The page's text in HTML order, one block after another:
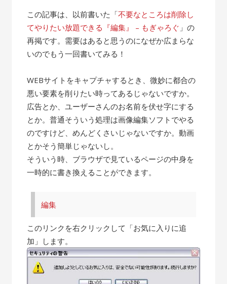
この記事は、以前書いた「不要なところは削除し
てやりたい放題できる『編集』 – もぎゃろぐ 」の
再掲です。需要はあると思うのになぜか広まらな
いのでもう一回書いてみる！
WEBサイトをキャプチャするとき、微妙に都合の
悪い要素を削りたい時ってあるじゃないですか。
広告とか、ユーザーさんのお名前を伏せ字にする
とか。普通そういう処理は画像編集ソフトでやる
のですけど、めんどくさいじゃないですか。動画
とかそう簡単じゃないし。
そういう時、ブラウザで見ているページの中身を
一時的に書き換えることができます。
編集
このリンクを右クリックして「お気に入りに追
加」します。